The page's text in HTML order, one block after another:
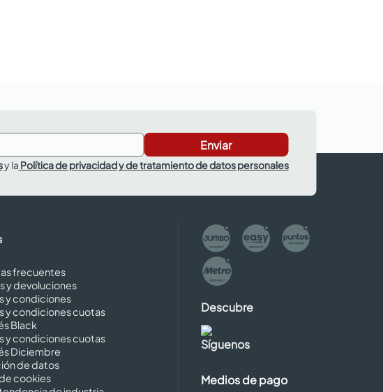
Enviar
y la Política de privacidad y de tratamiento de datos personales
frecuentes
y devoluciones
y condiciones
y condiciones cuotas
Black
y condiciones cuotas
Diciembre
de datos
cookies
Descubre
Síguenos
Medios de pago